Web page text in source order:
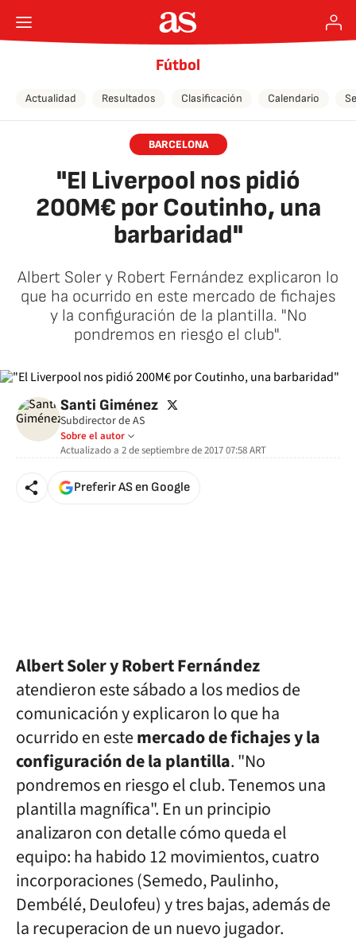
Fútbol
Actualidad Resultados Clasificación Calendario
BARCELONA
"El Liverpool nos pidió
200M€ por Coutinho, una
barbaridad"
Albert Soler y Robert Fernández explicaron lo
que ha ocurrido en este mercado de fichajes
y la configuración de la plantilla. "No
pondremos en riesgo el club".
Santi Giménez twitter
Subdirector de AS
Sobre el autor
Actualizado a 2 de septiembre de 2017 07:58ART
Preferir AS en Google
Albert Soler y Robert Fernández
atendieron este sábado a los medios de
comunicación y explicaron lo que ha
ocurrido en estemercado de fichajes y la
configuración de la plantilla. "No
pondremos en riesgo el club. Tenemos una
plantilla magnífica". En un principio
analizaron con detalle cómo queda el
equipo: ha habido 12 movimientos, cuatro
incorporaciones (Semedo, Paulinho,
Dembélé, Deulofeu) y tres bajas, además de
la recuperacion de un nuevo jugador.